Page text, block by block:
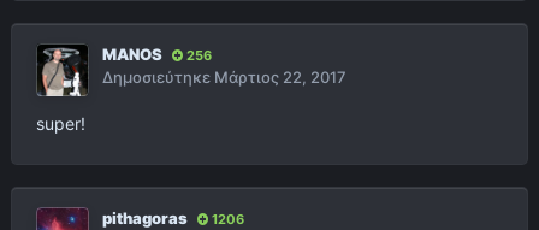
MANOS 256
Δημοσιεύτηκε Μάρτιος 22, 2017
super!
pithagoras 1206